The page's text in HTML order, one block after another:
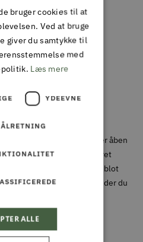
slideslide
til
slide
& FRITID
OUTDOOR,
& PARK
haven og
for alt det, der foregår under åben
passioneret jæger, dedikeret
hang til eventyr – eller blot
i topform – så finder du
i fire stærke universer:
bruger cookies til at
Ved at bruge
giver du samtykke til
med
Læs mere
YDEEVNE
ALLE